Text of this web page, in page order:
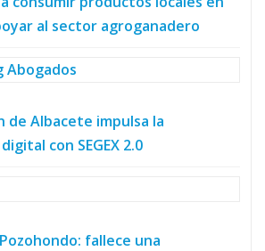
al sector agroganadero
Abogados
de Albacete impulsa la
con SEGEX 2.0
fallece una